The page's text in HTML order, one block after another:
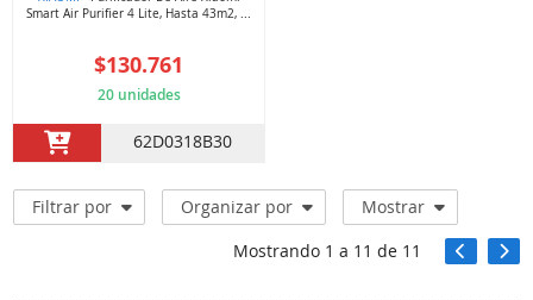
Smart Air Purifier 4 Lite, Hasta 43m2, ...
$130.761
20 unidades
62D0318B30
Filtrar por Organizar por
Mostrar
Mostrando 1 a 11 de 11